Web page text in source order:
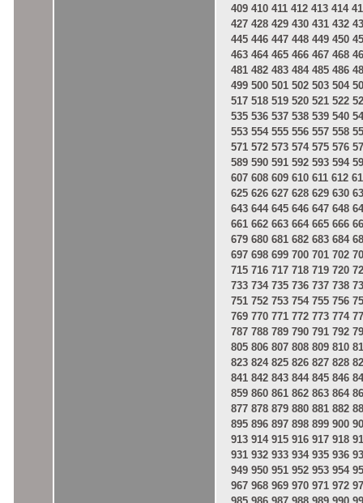
409 410 411 412 413 414
427 428 429 430 431 432
445 446 447 448 449 450
463 464 465 466 467 468
481 482 483 484 485 486
499 500 501 502 503 504
517 518 519 520 521 522
535 536 537 538 539 540
553 554 555 556 557 558
571 572 573 574 575 576
589 590 591 592 593 594
607 608 609 610 611 612
625 626 627 628 629 630
643 644 645 646 647 648
661 662 663 664 665 666
679 680 681 682 683 684
697 698 699 700 701 702
715 716 717 718 719 720
733 734 735 736 737 738
751 752 753 754 755 756
769 770 771 772 773 774
787 788 789 790 791 792
805 806 807 808 809 810
823 824 825 826 827 828
841 842 843 844 845 846
859 860 861 862 863 864
877 878 879 880 881 882
895 896 897 898 899 900
913 914 915 916 917 918
931 932 933 934 935 936
949 950 951 952 953 954
967 968 969 970 971 972